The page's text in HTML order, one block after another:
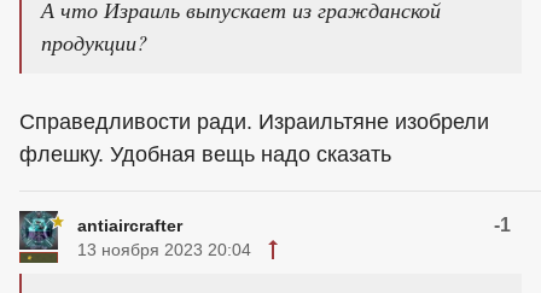
А что Израиль выпускает из гражданской
продукции?
Справедливости ради. Израильтяне изобрели
флешку. Удобная вещь надо сказать
antiaircrafter -1
13 ноября 2023 20:04